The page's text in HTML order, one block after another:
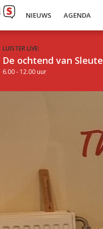
NIEUWS AGENDA
LUISTER LIVE:
De ochtend van
6.00 - 12.00 uur